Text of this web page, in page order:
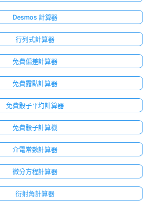
Desmos 計算器
行列式計算器
免費偏差計算器
免費露點計算器
免費骰子平均計算器
免費骰子計算機
介電常數計算器
微分方程計算器
衍射角計算器